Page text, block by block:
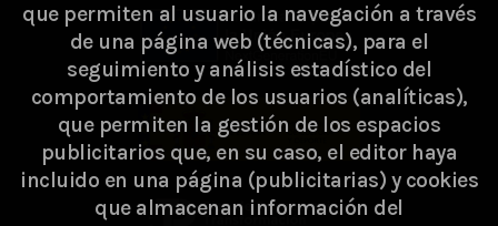
que permiten al usuario la navegación a través
de una página web (técnicas), para el
seguimiento y análisis estadístico del
comportamiento de los usuarios (analíticas),
que permiten la gestión de los espacios
publicitarios que, en su caso, el editor haya
incluido en una página (publicitarias) y cookies
que almacenan información del